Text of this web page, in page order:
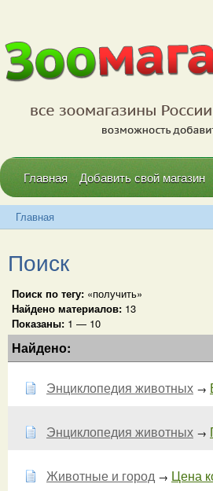
Главная Добавить свой магазин
Главная
Поиск
Поиск по тегу: «получить»
Найдено материалов: 13
Показаны: 1 — 10
Найдено:
Энциклопедия животных →
Энциклопедия животных →
Животные и город → Цена